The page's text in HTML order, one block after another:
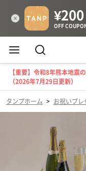
【重要】令和8年熊本地震
（2026年7月29日更新）
タンプホーム > お祝いプレ